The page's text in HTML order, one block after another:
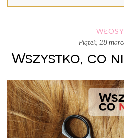
WŁOSY
piątek, 28
Wszystko, co